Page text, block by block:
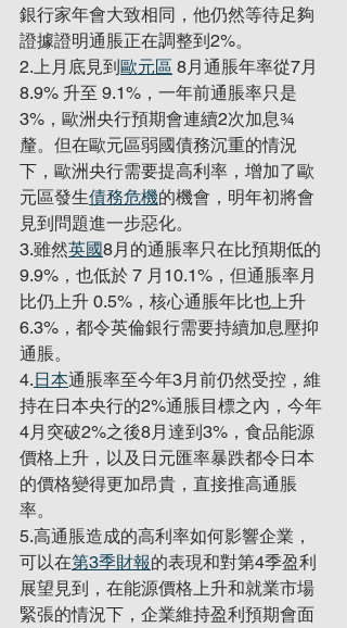
銀行家年會大致相同，他仍然等待足夠
證據證明通脹正在調整到2%。
2.上月底見到歐元區 8月通脹年率從7月
8.9% 升至 9.1%，一年前通脹率只是
3%，歐洲央行預期會連續2次加息¾
釐。但在歐元區弱國債務沉重的情況
下，歐洲央行需要提高利率，增加了歐
元區發生債務危機的機會，明年初將會
見到問題進一步惡化。
3.雖然英國8月的通脹率只在比預期低的
9.9%，也低於 7 月10.1%，但通脹率月
比仍上升 0.5%，核心通脹年比也上升
6.3%，都令英倫銀行需要持續加息壓抑
通脹。
4.日本通脹率至今年3月前仍然受控，維
持在日本央行的2%通脹目標之內，今年
4月突破2%之後8月達到3%，食品能源
價格上升，以及日元匯率暴跌都令日本
的價格變得更加昂貴，直接推高通脹
率。
5.高通脹造成的高利率如何影響企業，
可以在第3季財報的表現和對第4季盈利
展望見到，在能源價格上升和就業市場
緊張的情況下，企業維持盈利預期會面